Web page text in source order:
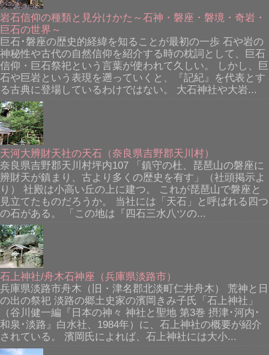
岩石信仰の種類と見分けかた～石神・磐座・磐境・奇岩・
巨石の世界～
巨石･磐座の歴史的経緯を知ることが最初の一歩 石や岩の
神秘性や古代の自然信仰を紹介する時の枕詞として、巨石
信仰・巨石祭祀という言葉が使われて久しい。 しかし、巨
石や巨岩という表現を遡っていくと、『記紀』を代表とす
る古典に登場しているわけではない。 大石神社や大岩...
天河大辨財天社の天石（奈良県吉野郡天川村）
奈良県吉野郡天川村坪内107 「鎮守の杜、琵琶山の磐座に
辨財天が鎮まり、古より多くの歴史を有す」（社頭掲示よ
り） 社殿は小高い丘の上に建つ。 これが琵琶山で磐座と
見立てたものだろうか。 当社には「天石」と呼ばれる四つ
の石がある。 「この地は『四石三水八ツの...
石上神社/舟木石神座（兵庫県淡路市）
兵庫県淡路市舟木（旧・津名郡北淡町仁井舟木） 荒神と日
の出の祭祀 淡路の郷土史家の濱岡きみ子氏「石上神社」
（谷川健一編『日本の神々 神社と聖地 第3巻 摂津･河内･
和泉･淡路』白水社、1984年）に、石上神社の概要が紹介
されている。 濱岡氏によれば、石上神社には大小...